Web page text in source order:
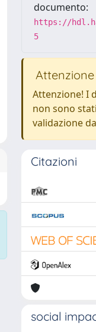
documento:
https://
5
Attenzione
Attenzione! I
non sono
validazione
Citazioni
social